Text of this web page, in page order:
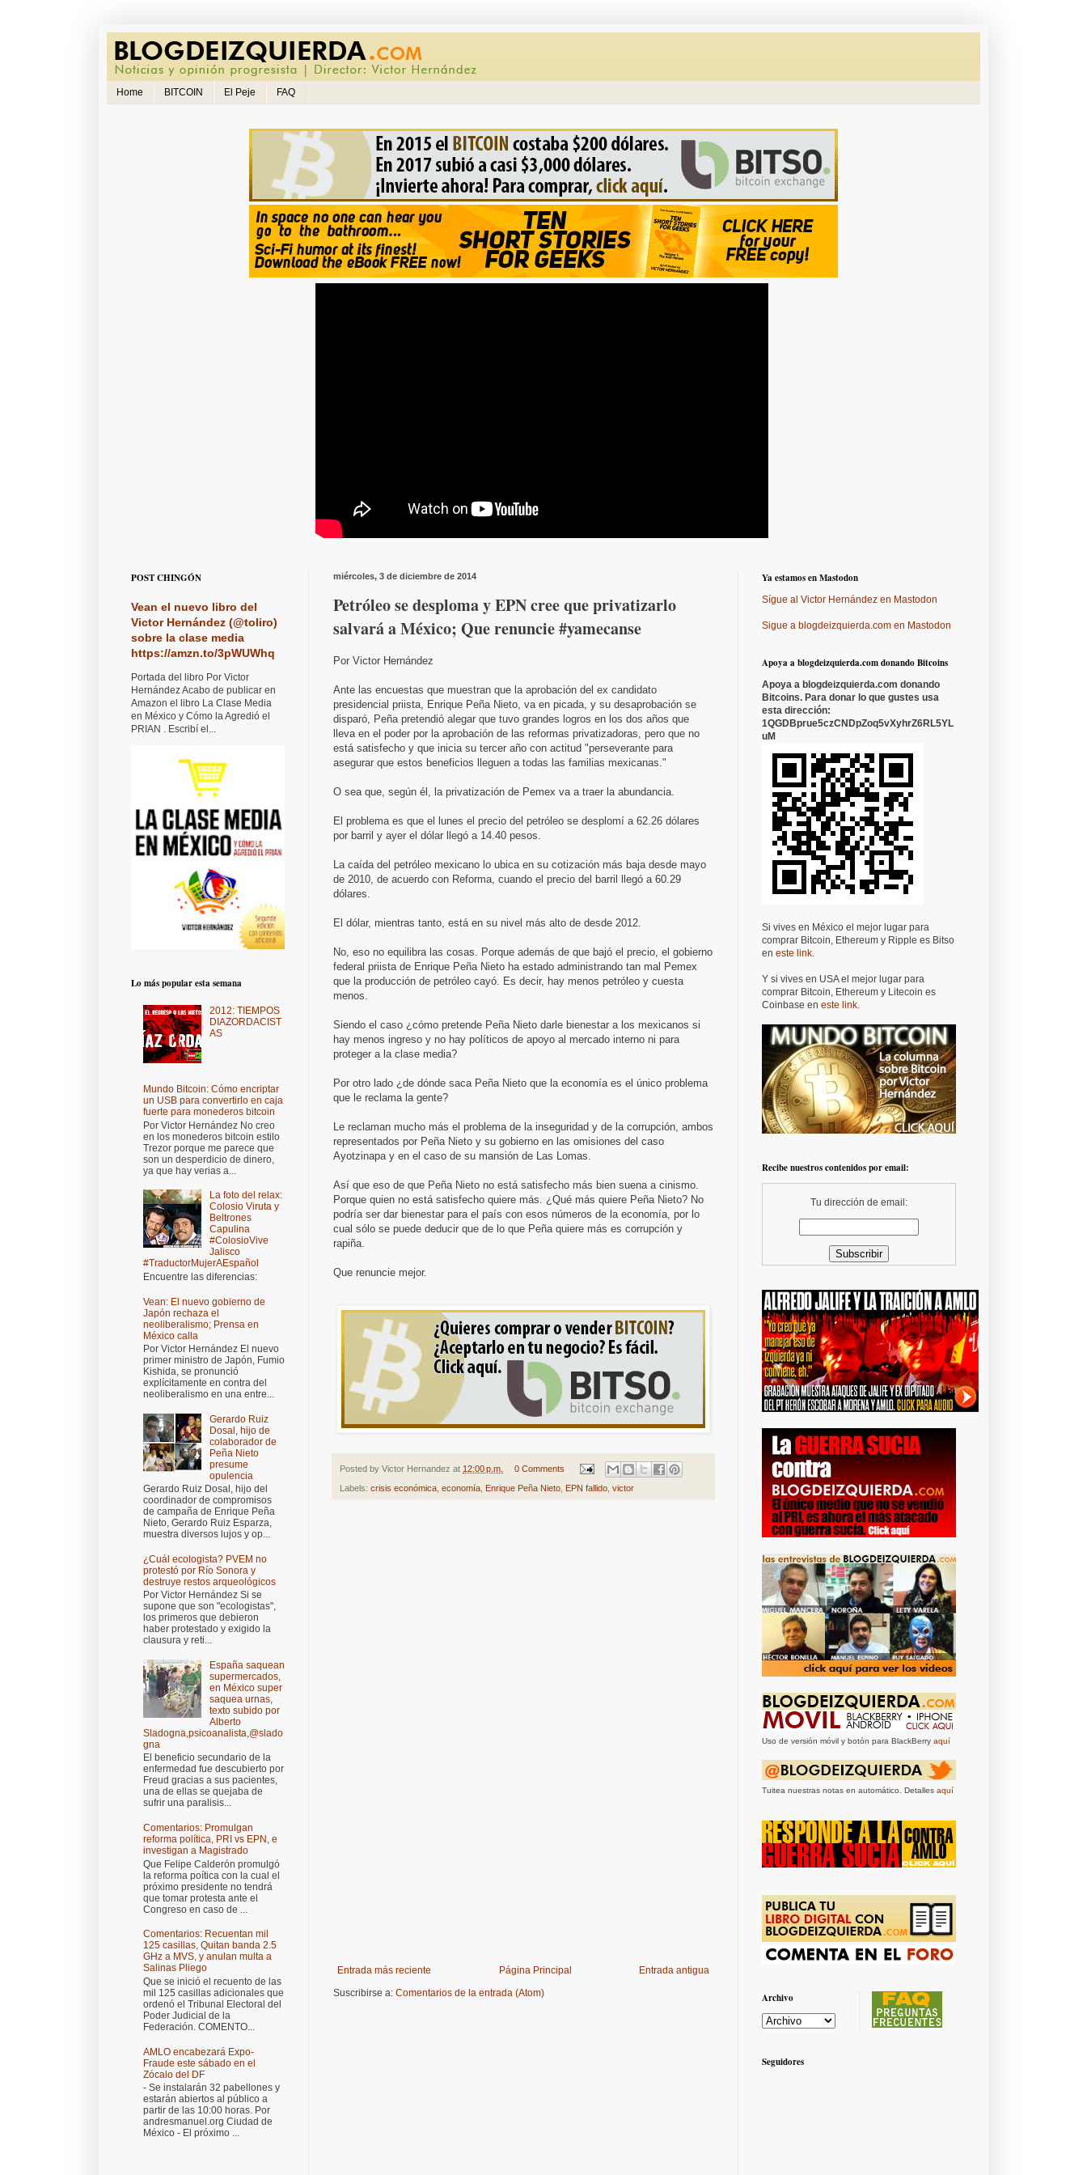
Home BITCOIN El Peje FAQ
miércoles, 3 de diciembre de 2014
Petróleo se desploma y EPN cree que privatizarlo
salvará a México; Que renuncie #yamecanse
Por Victor Hernández
Ante las encuestas que muestran que la aprobación del ex candidato
presidencial priista, Enrique Peña Nieto, va en picada, y su desaprobación se
disparó, Peña pretendió alegar que tuvo grandes logros en los dos años que
lleva en el poder por la aprobación de las reformas privatizadoras, pero que no
está satisfecho y que inicia su tercer año con actitud "perseverante para
asegurar que estos beneficios lleguen a todas las familias mexicanas."
O sea que, según él, la privatización de Pemex va a traer la abundancia.
El problema es que el lunes el precio del petróleo se desplomí a 62.26 dólares
por barril y ayer el dólar llegó a 14.40 pesos.
La caída del petróleo mexicano lo ubica en su cotización más baja desde mayo
de 2010, de acuerdo con Reforma, cuando el precio del barril llegó a 60.29
dólares.
El dólar, mientras tanto, está en su nivel más alto de desde 2012.
No, eso no equilibra las cosas. Porque además de que bajó el precio, el gobierno
federal priista de Enrique Peña Nieto ha estado administrando tan mal Pemex
que la producción de petróleo cayó. Es decir, hay menos petróleo y cuesta
menos.
Siendo el caso ¿cómo pretende Peña Nieto darle bienestar a los mexicanos si
hay menos ingreso y no hay políticos de apoyo al mercado interno ni para
proteger a la clase media?
Por otro lado ¿de dónde saca Peña Nieto que la economía es el único problema
que le reclama la gente?
Le reclaman mucho más el problema de la inseguridad y de la corrupción, ambos
representados por Peña Nieto y su gobierno en las omisiones del caso
Ayotzinapa y en el caso de su mansión de Las Lomas.
Así que eso de que Peña Nieto no está satisfecho más bien suena a cinismo.
Porque quien no está satisfecho quiere más. ¿Qué más quiere Peña Nieto? No
podría ser dar bienestar para el país con esos números de la economía, por lo
cual sólo se puede deducir que de lo que Peña quiere más es corrupción y
rapiña.
Que renuncie mejor.
Posted by Victor Hernandez at 12:00 p.m. 0 Comments
Labels: crisis económica economía Enrique Peña Nieto EPN fallido victor
Entrada más reciente Entrada antigua
Página Principal
Suscribirse a: Comentarios de la entrada (Atom)
POST CHINGÓN
Vean el nuevo libro del
Victor Hernández (@toliro)
sobre la clase media
https://amzn.to/3pWUWhq
Portada del libro Por Victor
Hernández Acabo de publicar en
Amazon el libro La Clase Media
en México y Cómo la Agredió el
PRIAN . Escribí el...
Lo más popular esta semana
2012: TIEMPOS
DIAZORDACIST
AS
Mundo Bitcoin: Cómo encriptar
un USB para convertirlo en caja
fuerte para monederos bitcoin
Por Victor Hernández No creo
en los monederos bitcoin estilo
Trezor porque me parece que
son un desperdicio de dinero,
ya que hay verias a...
La foto del relax:
Colosio Viruta y
Beltrones
Capulina
#ColosioVive
Jalisco
#TraductorMujerAEspañol
Encuentre las diferencias:
Vean: El nuevo gobierno de
Japón rechaza el
neoliberalismo; Prensa en
México calla
Por Victor Hernández El nuevo
primer ministro de Japón, Fumio
Kishida, se pronunció
explícitamente en contra del
neoliberalismo en una entre...
Gerardo Ruiz
Dosal, hijo de
colaborador de
Peña Nieto
presume
opulencia
Gerardo Ruiz Dosal, hijo del
coordinador de compromisos
de campaña de Enrique Peña
Nieto, Gerardo Ruiz Esparza,
muestra diversos lujos y op...
¿Cuál ecologista? PVEM no
protestó por Río Sonora y
destruye restos arqueológicos
Por Victor Hernández Si se
supone que son "ecologistas",
los primeros que debieron
haber protestado y exigido la
clausura y reti...
España saquean
supermercados,
en México super
saquea urnas,
texto subido por
Alberto
Sladogna,psicoanalista,@slado
gna
El beneficio secundario de la
enfermedad fue descubierto por
Freud gracias a sus pacientes,
una de ellas se quejaba de
sufrir una paralisis...
Comentarios: Promulgan
reforma política, PRI vs EPN, e
investigan a Magistrado
Que Felipe Calderón promulgó
la reforma poítica con la cual el
próximo presidente no tendrá
que tomar protesta ante el
Congreso en caso de ...
Comentarios: Recuentan mil
125 casillas, Quitan banda 2.5
GHz a MVS, y anulan multa a
Salinas Pliego
Que se inició el recuento de las
mil 125 casillas adicionales que
ordenó el Tribunal Electoral del
Poder Judicial de la
Federación. COMENTO...
AMLO encabezará Expo-
Fraude este sábado en el
Zócalo del DF
- Se instalarán 32 pabellones y
estarán abiertos al público a
partir de las 10:00 horas. Por
andresmanuel.org Ciudad de
México - El próximo ...
Ya estamos en Mastodon
Sígue al Victor Hernández en Mastodon
Sigue a blogdeizquierda.com en Mastodon
Apoya a blogdeizquierda.com donando Bitcoins
Apoya a blogdeizquierda.com donando
Bitcoins. Para donar lo que gustes usa
esta dirección:
1QGDBprue5czCNDpZoq5vXyhrZ6RL5YL
uM
Si vives en México el mejor lugar para
comprar Bitcoin, Ethereum y Ripple es Bitso
en este link.
Y si vives en USA el mejor lugar para
comprar Bitcoin, Ethereum y Litecoin es
Coinbase en este link.
Recibe nuestros contenidos por email:
Tu dirección de email:
Uso de versión móvil y botón para BlackBerry aquí
Tuitea nuestras notas en automático. Detalles aquí
Archivo
Seguidores